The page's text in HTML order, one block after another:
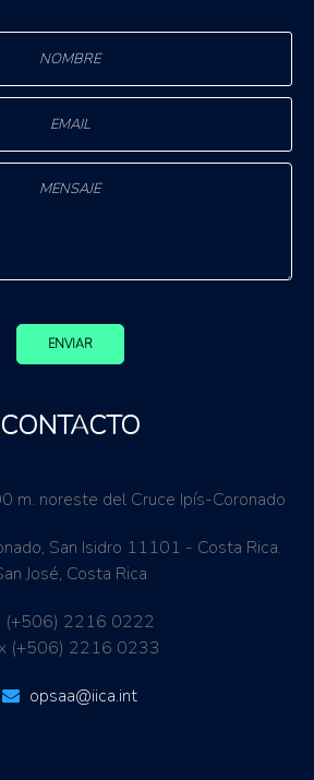
ENVIAR
CONTACTO
m. noreste del Cruce Ipís-Coronado
San Isidro 11101 - Costa Rica.
José, Costa Rica
(+506) 2216 0222
(+506) 2216 0233
opsaa@iica.int